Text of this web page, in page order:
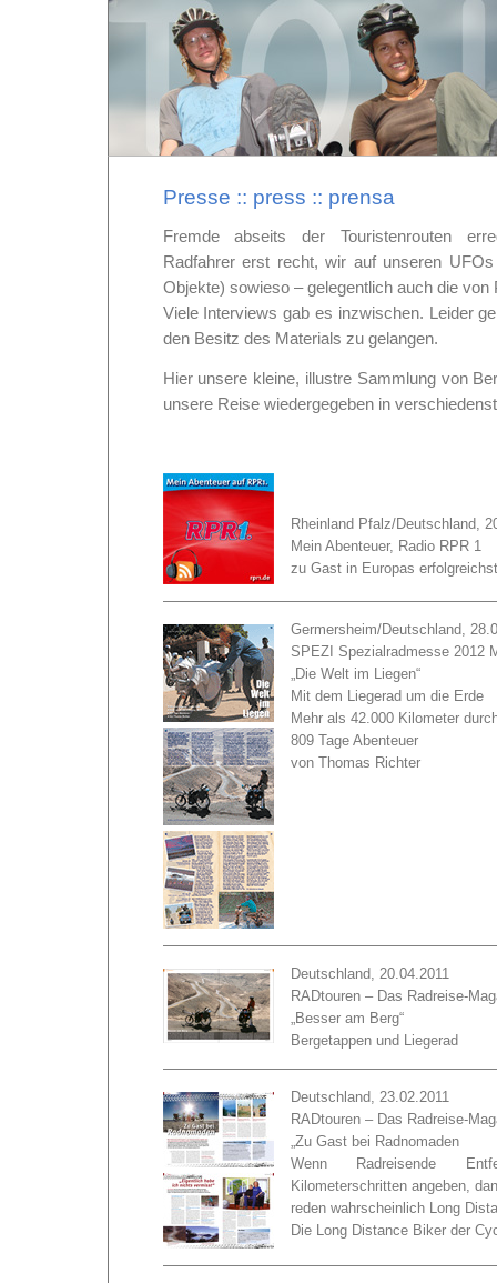
Presse :: press :: prensa
Fremde abseits der Touristenrouten
Radfahrer erst recht, wir auf unseren UFOs
Objekte) sowieso – gelegentlich auch die von
Viele Interviews gab es inzwischen. Leider
den Besitz des Materials zu gelangen.
Hier unsere kleine, illustre Sammlung von
unsere Reise wiedergegeben in
Rheinland Pfalz/Deutschland,
Mein Abenteuer, Radio RPR 1
zu Gast in Europas
Germersheim/Deutschland,
SPEZI Spezialradmesse 2012
„Die Welt im Liegen“
Mit dem Liegerad um die Erde
Mehr als 42.000 Kilometer
809 Tage Abenteuer
von Thomas Richter
Deutschland, 20.04.2011
RADtouren – Das Radreise-
„Besser am Berg“
Bergetappen und Liegerad
Deutschland, 23.02.2011
RADtouren – Das Radreise-
„Zu Gast bei Radnomaden
Wenn Radreisende
Kilometerschritten angeben,
reden wahrscheinlich Long
Die Long Distance Biker der